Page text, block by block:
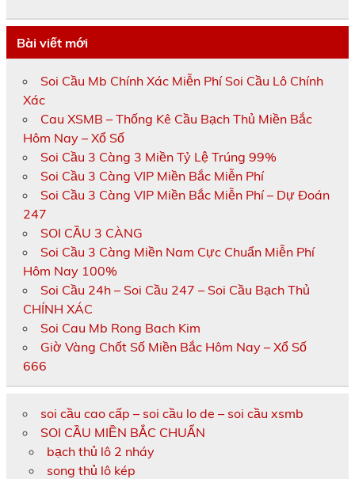
Bài viết mới
Soi Cầu Mb Chính Xác Miễn Phí Soi Cầu Lô Chính
Xác
Cau XSMB – Thống Kê Cầu Bạch Thủ Miền Bắc
Hôm Nay – Xổ Số
Soi Cầu 3 Càng 3 Miền Tỷ Lệ Trúng 99%
Soi Cầu 3 Càng VIP Miền Bắc Miễn Phí
Soi Cầu 3 Càng VIP Miền Bắc Miễn Phí – Dự Đoán
247
SOI CẦU 3 CÀNG
Soi Cầu 3 Càng Miền Nam Cực Chuẩn Miễn Phí
Hôm Nay 100%
Soi Cầu 24h – Soi Cầu 247 – Soi Cầu Bạch Thủ
CHÍNH XÁC
Soi Cau Mb Rong Bach Kim
Giờ Vàng Chốt Số Miền Bắc Hôm Nay – Xổ Số
666
soi cầu cao cấp – soi cầu lo de – soi cầu xsmb
SOI CẦU MIỀN BẮC CHUẨN
bạch thủ lô 2 nháy
song thủ lô kép